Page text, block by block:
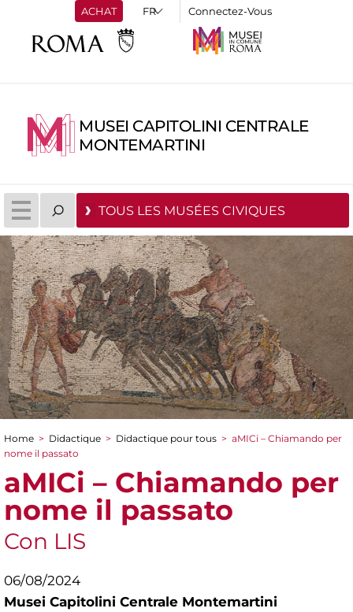
ACHAT Connectez-Vous
MUSEI CAPITOLINI CENTRALE
MONTEMARTINI
TOUS LES MUSÉES CIVIQUES
You are here
Home > Didactique > Didactique pour tous > aMICi – Chiamando per
nome il passato
aMICi – Chiamando per
nome il passato
Con LIS
06/08/2024
Musei Capitolini Centrale Montemartini